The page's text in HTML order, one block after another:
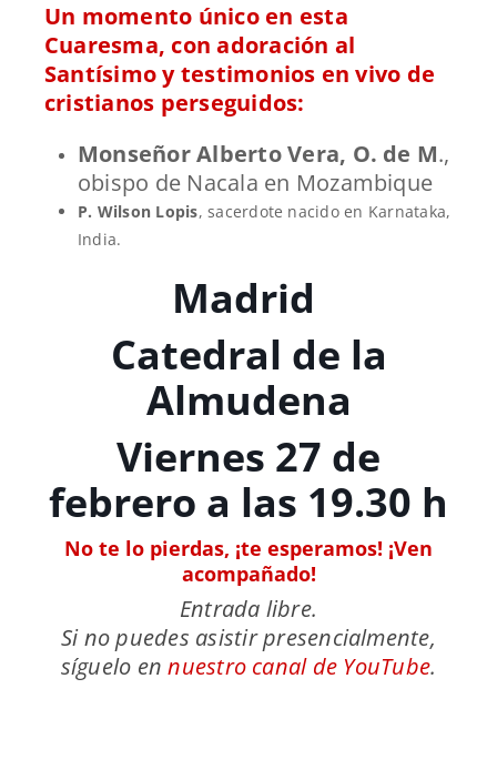
Un momento único en esta
Cuaresma, con adoración al
Santísimo y testimonios en vivo de
cristianos perseguidos:
Monseñor Alberto Vera, O. de M.,
obispo de Nacala en Mozambique
P. Wilson Lopis, sacerdote nacido en Karnataka,
India.
Madrid
Catedral de la
Almudena
Viernes 27 de
febrero a las 19.30 h
No te lo pierdas, ¡te esperamos! ¡Ven
acompañado!
Entrada libre.
Si no puedes asistir presencialmente,
síguelo ennuestro canal de YouTube.